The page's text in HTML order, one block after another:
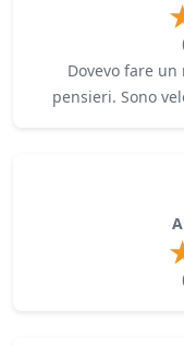
Dovevo fare un
pensieri. Sono